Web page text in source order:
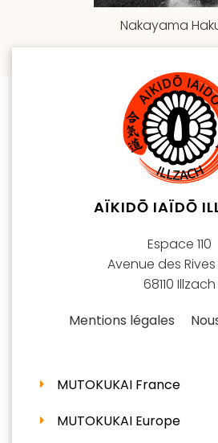
Nakayama
AÏKIDŌ IAÏDŌ
Espace 110
Avenue des Rives
68110 Illzach
Mentions légales
MUTOKUKAI France
MUTOKUKAI Europe